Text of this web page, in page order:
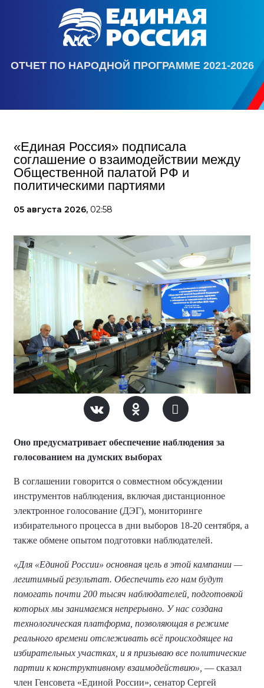
ОТЧЕТ ПО НАРОДНОЙ ПРОГРАММЕ 2021-2026
«Единая Россия» подписала
соглашение о взаимодействии между
Общественной палатой РФ и
политическими партиями
05 августа 2026, 02:58
Оно предусматривает обеспечение наблюдения за
голосованием на думских выборах
В соглашении говорится о совместном обсуждении
инструментов наблюдения, включая дистанционное
электронное голосование (ДЭГ), мониторинге
избирательного процесса в дни выборов 18-20 сентября, а
также обмене опытом подготовки наблюдателей.
«Для «Единой России» основная цель в этой кампании —
легитимный результат. Обеспечить его нам будут
помогать почти 200 тысяч наблюдателей, подготовкой
которых мы занимаемся непрерывно. У нас создана
технологическая платформа, позволяющая в режиме
реального времени отслеживать всё происходящее на
избирательных участках, и я призываю все политические
партии к конструктивному взаимодействию», — сказал
член Генсовета «Единой России», сенатор Сергей